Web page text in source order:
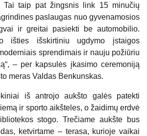
Tai taip pat žingsnis link 15 minučių
paslaugas nuo gyvenamosios
ir greitai pasiekti be automobilio.
išties išskirtiniu ugdymo įstaigos
sprendimais ir nauju požiūriu
– per kapsulės įkasimo ceremoniją
meras Valdas Benkunskas.
iš antrojo aukšto galės patekti
ir sporto aikšteles, o žaidimų erdvė
stogo. Trečiame aukšte bus
ketvirtame – terasa, kurioje vaikai